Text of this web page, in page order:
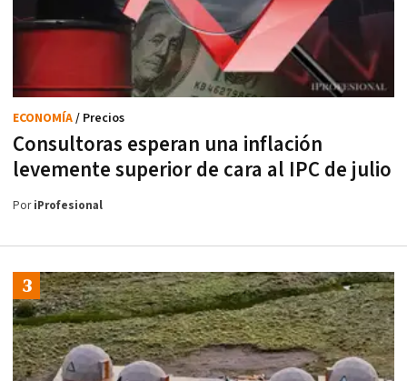
Consultoras esperan una inflación
levemente superior de cara al IPC de julio
ECONOMÍA/ Precios
PoriProfesional